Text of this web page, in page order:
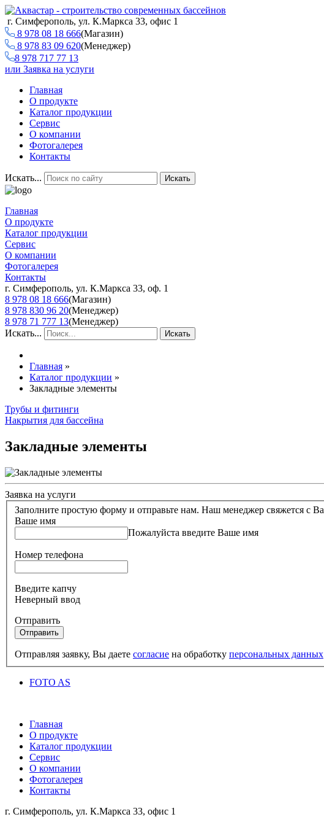
г. Симферополь, ул. К.Маркса 33, офис 1
8 978 08 18 666(Магазин)
8 978 83 09 620(Менеджер)
8 978 717 77 13
или Заявка на услуги
Главная
О продукте
Каталог продукции
Сервис
О компании
Фотогалерея
Контакты
Искать... Искать
Главная
О продукте
Каталог продукции
Сервис
О компании
Фотогалерея
Контакты
г. Симферополь, ул. К.Маркса 33, оф. 1
8 978 08 18 666(Магазин)
8 978 830 96 20(Менеджер)
8 978 71 777 13(Менеджер)
Искать...
Искать
Главная »
Каталог продукции »
Закладные элементы
Трубы и фитинги
Накрытия для бассейна
Закладные элементы
Заявка на услуги
Ваше имя
Пожалуйста введите Ваше имя
Номер телефона
Введите капчу
Неверный ввод
Отправить
Отправить
Отправляя заявку, Вы даете согласие на обработку персональных данных
FOTO AS
Главная
О продукте
Каталог продукции
Сервис
О компании
Фотогалерея
Контакты
г. Симферополь, ул. К.Маркса 33, офис 1